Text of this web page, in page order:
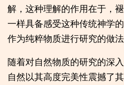
解，这种理解的作用在于，
一样具备感受这种传统神学
作为纯粹物质进行研究的做法
随着对自然物质的研究的深
自然以其高度完美性震撼了